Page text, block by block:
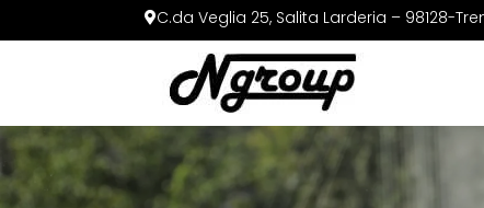
C.da Veglia 25, Salita Larderia – 98128-